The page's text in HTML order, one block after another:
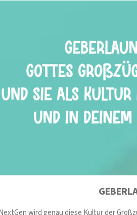
wird genau diese Kultur der